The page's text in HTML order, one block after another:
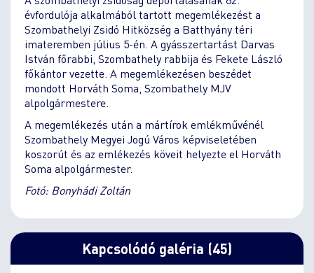
évfordulója alkalmából tartott megemlékezést a
Szombathelyi Zsidó Hitközség a Batthyány téri
imateremben július 5-én. A gyásszertartást Darvas
István főrabbi, Szombathely rabbija és Fekete László
főkántor vezette. A megemlékezésen beszédet
mondott Horváth Soma, Szombathely MJV
alpolgármestere.
A megemlékezés után a mártírok emlékművénél
Szombathely Megyei Jogú Város képviseletében
koszorút és az emlékezés köveit helyezte el Horváth
Soma alpolgármester.
Fotó: Bonyhádi Zoltán
Kapcsolódó galéria (45)